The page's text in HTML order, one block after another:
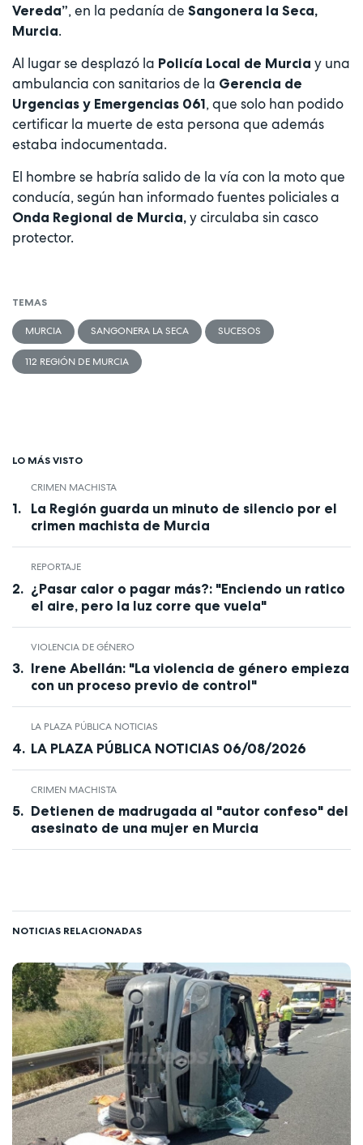
Vereda”, en la pedanía de Sangonera la Seca,
Murcia.
Al lugar se desplazó la Policía Local de Murcia y una
ambulancia con sanitarios de la Gerencia de
Urgencias y Emergencias 061, que solo han podido
certificar la muerte de esta persona que además
estaba indocumentada.
El hombre se habría salido de la vía con la moto que
conducía, según han informado fuentes policiales a
Onda Regional de Murcia, y circulaba sin casco
protector.
TEMAS
MURCIA SANGONERA LA SECA SUCESOS
112 REGIÓN DE MURCIA
LO MÁS VISTO
CRIMEN MACHISTA
La Región guarda un minuto de silencio por el
crimen machista de Murcia
REPORTAJE
¿Pasar calor o pagar más?: "Enciendo un ratico
el aire, pero la luz corre que vuela"
VIOLENCIA DE GÉNERO
Irene Abellán: "La violencia de género empieza
con un proceso previo de control"
LA PLAZA PÚBLICA NOTICIAS
LA PLAZA PÚBLICA NOTICIAS 06/08/2026
CRIMEN MACHISTA
Detienen de madrugada al "autor confeso" del
asesinato de una mujer en Murcia
NOTICIAS RELACIONADAS